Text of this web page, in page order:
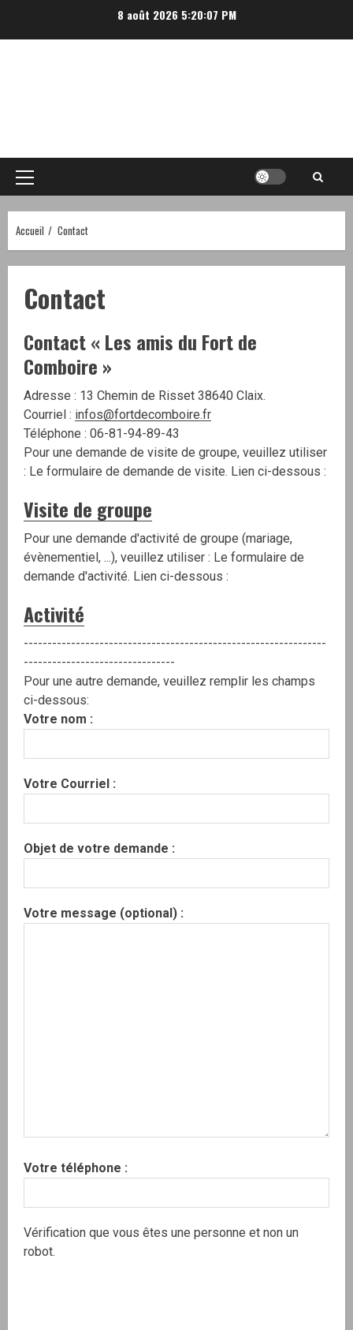
8 août 2026 5:20:07 PM
Menu
principal
Accueil Contact
Contact
Contact « Les amis du Fort de
Comboire »
Adresse : 13 Chemin de Risset 38640 Claix.
Courriel : infos@fortdecomboire.fr
Téléphone : 06-81-94-89-43
Pour une demande de visite de groupe, veuillez utiliser
: Le formulaire de demande de visite. Lien ci-dessous :
Visite de groupe
Pour une demande d'activité de groupe (mariage,
évènementiel, ...), veuillez utiliser : Le formulaire de
demande d'activité. Lien ci-dessous :
Activité
----------------------------------------------------------------
--------------------------------
Pour une autre demande, veuillez remplir les champs
ci-dessous:
Votre nom :
Votre Courriel :
Objet de votre demande :
Votre message (optional) :
Votre téléphone :
Vérification que vous êtes une personne et non un
robot.